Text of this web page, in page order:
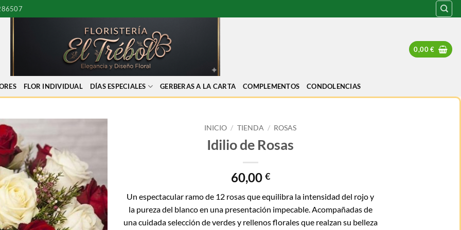
0,00€
FLOR INDIVIDUAL DÍAS ESPECIALES GERBERAS A LA CARTA COMPLEMENTOS CONDOLENCIAS
INICIO / TIENDA / ROSAS
Idilio de Rosas
60,00 €
Un espectacular ramo de 12 rosas que equilibra la intensidad del rojo y
la pureza del blanco en una presentación impecable. Acompañadas de
una cuidada selección de verdes y rellenos florales que realzan su belleza